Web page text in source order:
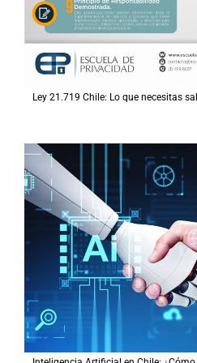
Ley 21.719 Chile: Lo que necesitas